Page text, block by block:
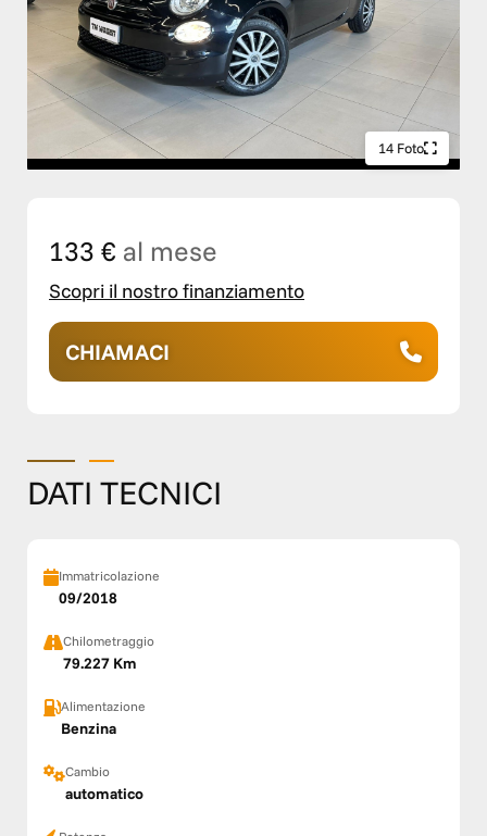
14 Foto
133 € al mese
Scopri il nostro finanziamento
CHIAMACI
DATI TECNICI
Immatricolazione
09/2018
Chilometraggio
79.227 Km
Alimentazione
Benzina
Cambio
automatico